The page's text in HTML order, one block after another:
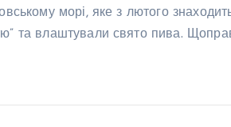
морі, яке з лютого
та влаштували свято пива.